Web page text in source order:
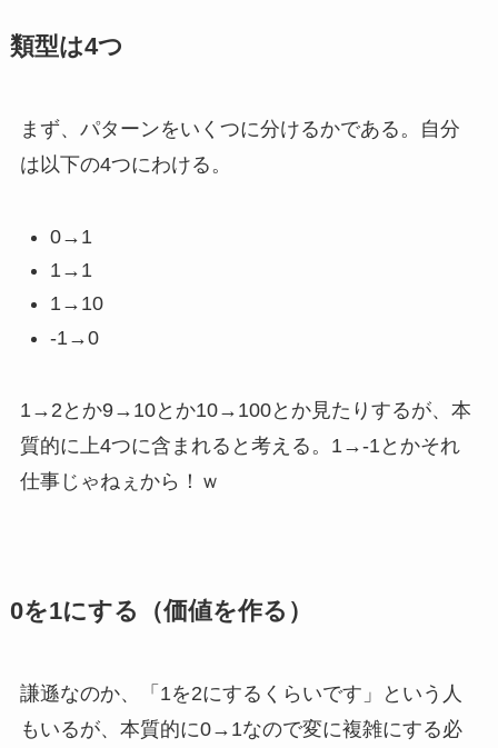
類型は4つ
まず、パターンをいくつに分けるかである。自分
は以下の4つにわける。
0→1
1→1
1→10
-1→0
1→2とか9→10とか10→100とか見たりするが、本
質的に上4つに含まれると考える。1→-1とかそれ
仕事じゃねぇから！ｗ
0を1にする（価値を作る）
謙遜なのか、「1を2にするくらいです」という人
もいるが、本質的に0→1なので変に複雑にする必